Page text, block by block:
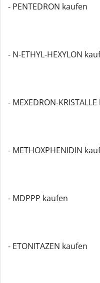
- PENTEDRON kaufen
- N-ETHYL-HEXYLON
- MEXEDRON-
- METHOXPHENIDIN
- MDPPP kaufen
- ETONITAZEN kaufen